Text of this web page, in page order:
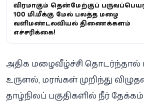
தீவிரமாகும் தென்மேற்குப்
100 மி.மீக்கு மேல் பலத்த மழை -
வளிமண்டலவியல் திணைக்களம்
எச்சரிக்கை!
அதிக மழைவீழ்ச்சி தொடர்ந்தால்
உருளல், மரங்கள் முறிந்து
தாழ்நிலப் பகுதிகளில் நீர்